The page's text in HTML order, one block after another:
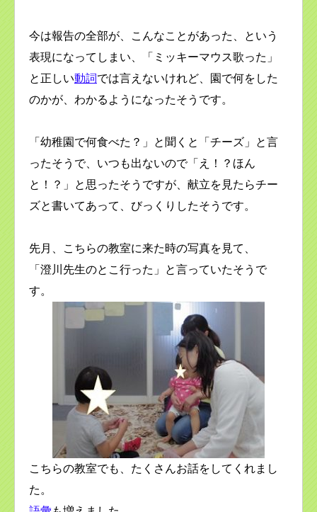
今は報告の全部が、こんなことがあった、という
表現になってしまい、「ミッキーマウス歌った」
と正しい動詞では言えないけれど、園で何をした
のかが、わかるようになったそうです。
「幼稚園で何食べた？」と聞くと「チーズ」と言
ったそうで、いつも出ないので「え！？ほん
と！？」と思ったそうですが、献立を見たらチー
ズと書いてあって、びっくりしたそうです。
先月、こちらの教室に来た時の写真を見て、
「澄川先生のとこ行った」と言っていたそうで
す。
こちらの教室でも、たくさんお話をしてくれまし
た。